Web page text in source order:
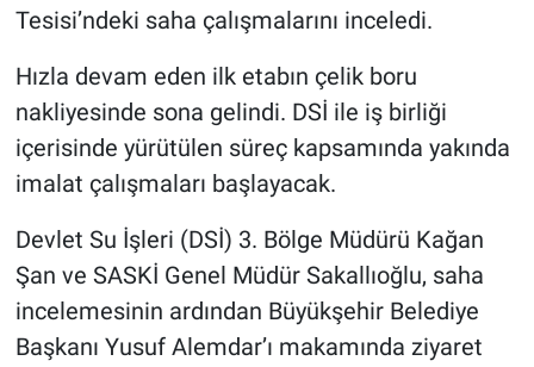
Tesisi’ndeki saha çalışmalarını inceledi.
Hızla devam eden ilk etabın çelik boru
nakliyesinde sona gelindi. DSİ ile iş birliği
içerisinde yürütülen süreç kapsamında yakında
imalat çalışmaları başlayacak.
Devlet Su İşleri (DSİ) 3. Bölge Müdürü Kağan
Şan ve SASKİ Genel Müdür Sakallıoğlu, saha
incelemesinin ardından Büyükşehir Belediye
Başkanı Yusuf Alemdar’ı makamında ziyaret